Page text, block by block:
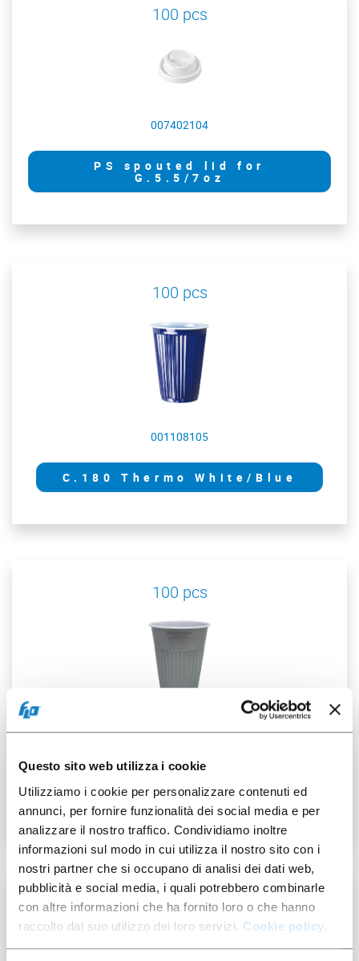
Questo sito web utilizza i cookie
Utilizziamo i cookie per personalizzare contenuti ed
annunci, per fornire funzionalità dei social media e per
analizzare il nostro traffico. Condividiamo inoltre
informazioni sul modo in cui utilizza il nostro sito con i
nostri partner che si occupano di analisi dei dati web,
pubblicità e social media, i quali potrebbero combinarle
con altre informazioni che ha fornito loro o che hanno
raccolto dal suo utilizzo dei loro servizi. Cookie policy.
100 pcs
007402104
PS spouted lid for
G.5.5/7oz
100 pcs
001108105
C.180 Thermo White/Blue
100 pcs
001108104
White/Argent
100 pcs